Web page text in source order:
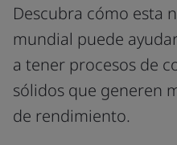
Descubra cómo esta
mundial puede
a tener procesos de
sólidos que generen
de rendimiento.